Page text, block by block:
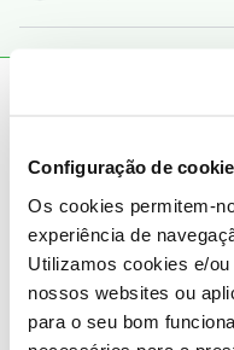
Configuração de
Os cookies permitem-
experiência de
Utilizamos cookies e/
nossos websites ou
para o seu bom
um ano, só quero fazer o
João H.